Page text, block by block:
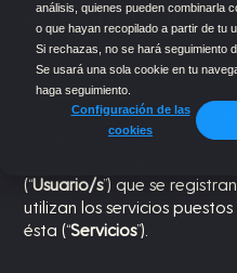
análisis, quienes pueden combinarla
o que hayan recopilado a partir de tu
Si rechazas, no se hará seguimiento
Se usará una sola cookie en tu
haga seguimiento.
Configuración de las
cookies
INTRODUCCIÓN
Storibros, S.L. (en adelante “
responsable del
www.storimake.com(en
StoriMake (en adelante, la “
(“Usuario/s”) que se
utilizan los servicios
ésta (“Servicios”).